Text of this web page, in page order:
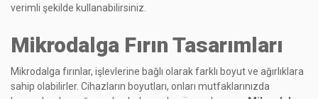
verimli şekilde kullanabilirsiniz.
Mikrodalga Fırın Tasarımları
Mikrodalga fırınlar, işlevlerine bağlı olarak farklı boyut ve ağırlıklara
sahip olabilirler. Cihazların boyutları, onları mutfaklarınızda